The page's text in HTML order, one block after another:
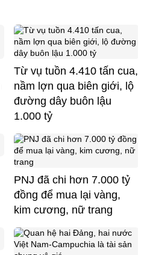
Từ vụ tuồn 4.410 tấn cua,
nầm lợn qua biên giới, lộ
đường dây buôn lậu
1.000 tỷ
PNJ đã chi hơn 7.000 tỷ
đồng để mua lại vàng,
kim cương, nữ trang